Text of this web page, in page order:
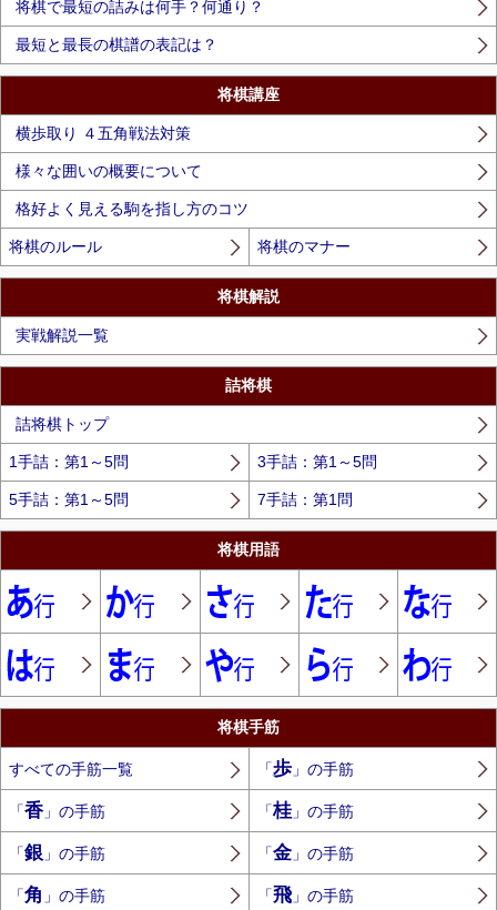
将棋で最短の詰みは何手？何通り？
最短と最長の棋譜の表記は？
将棋講座
横歩取り ４五角戦法対策
様々な囲いの概要について
格好よく見える駒を指し方のコツ
将棋のルール 将棋のマナー
将棋解説
実戦解説一覧
詰将棋
詰将棋トップ
1手詰：第1～5問 3手詰：第1～5問
5手詰：第1～5問 7手詰：第1問
将棋用語
将棋手筋
すべての手筋一覧 「歩」の手筋
「香」の手筋 「桂」の手筋
「銀 」の手筋 「金」の手筋
「角 」の手筋 「飛」の手筋